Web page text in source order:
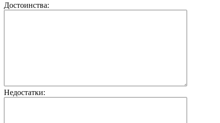
Достоинства:
Недостатки: